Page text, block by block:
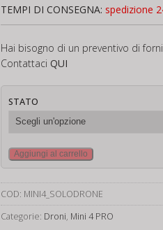
TEMPI DI CONSEGNA: spedizione
Hai bisogno di un preventivo di
Contattaci QUI
STATO
Dji
Mini
4
PRO
Solo
Aggiungi al carrello
COD: MINI4_SOLODRONE
Categorie: Droni, Mini 4 PRO